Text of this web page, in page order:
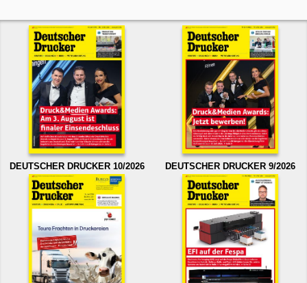
DEUTSCHER DRUCKER 10/2026 DEUTSCHER DRUCKER 9/2026